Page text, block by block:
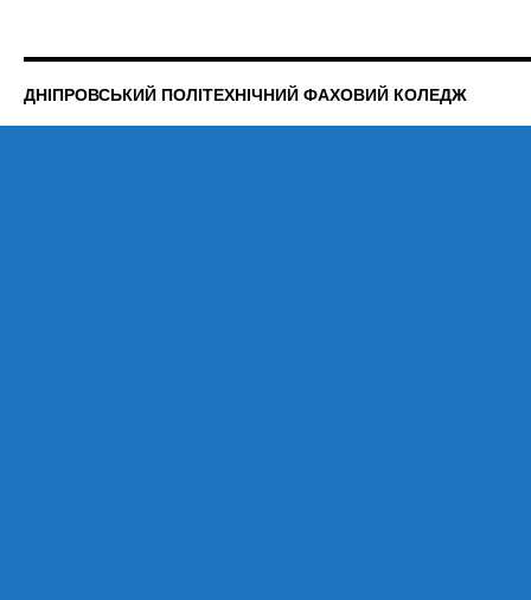
ДНІПРОВСЬКИЙ ПОЛІТЕХНІЧНИЙ ФАХОВИЙ КОЛЕДЖ